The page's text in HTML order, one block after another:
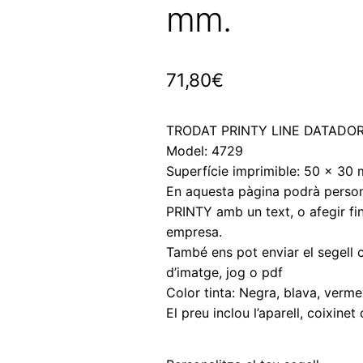
mm.
71,80€
TRODAT PRINTY LINE
Model: 4729
Superfície imprimible: 50 x 30
En aquesta pàgina podrà
PRINTY amb un text, o afegir
empresa.
També ens pot enviar el segell
d’imatge, jog o pdf
Color tinta: Negra, blava,
El preu inclou l’aparell,